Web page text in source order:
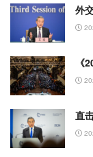
外
《
直